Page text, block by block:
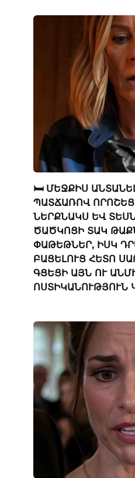
🛏️ ՄԵՋՔԻՍ
ՊԱՏՃԱՌՈՎ
ՆԵՐՔՆԱԿՍ ԵՎ
ԾԱԾԿՈՑԻ ՏԱԿ
ՓԱԹԵԹՆԵՐ, ԻՍԿ
ԲԱՑԵԼՈՒՑ ՀԵՏՈ
ԳՑԵՑԻ ԱՅՆ ՈՒ
ՈՍՏԻԿԱՆՈՒԹՅՈՒՆ